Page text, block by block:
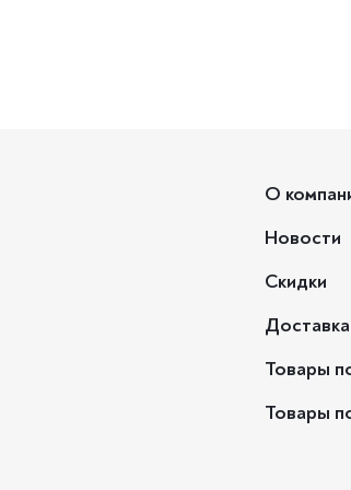
О
Новости
Скидки
Товары
Товары